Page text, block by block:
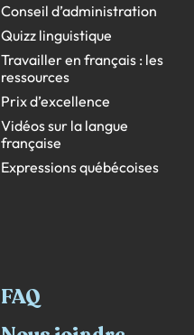
Conseil d’administration
Quizz linguistique
Travailler en français : les
ressources
Prix d’excellence
Vidéos sur la langue
française
Expressions québécoises
FAQ